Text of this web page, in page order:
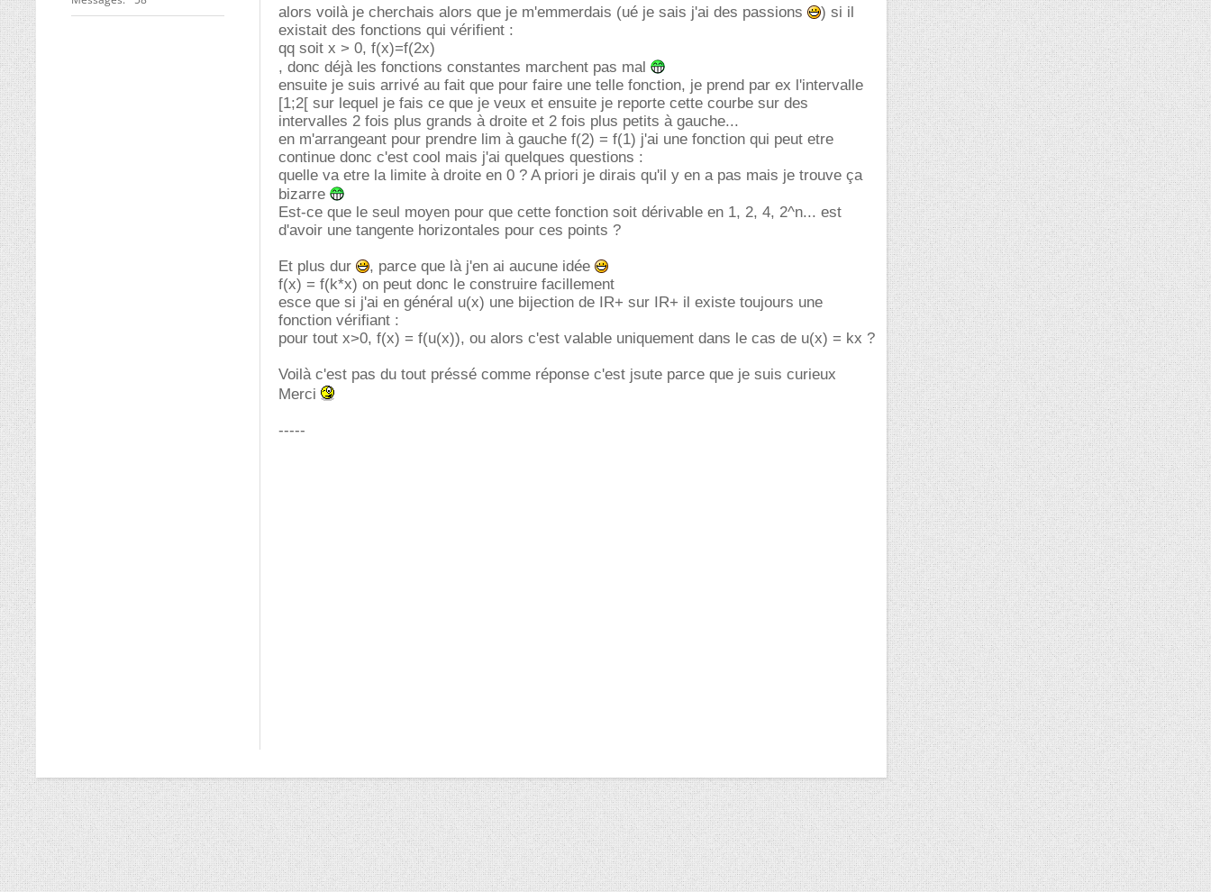
alors voilà je cherchais alors que je m'emmerdais (ué je sais j'ai des passions
) si il
existait des fonctions qui vérifient :
qq soit x > 0, f(x)=f(2x)
, donc déjà les fonctions constantes marchent pas mal
ensuite je suis arrivé au fait que pour faire une telle fonction, je prend par ex l'intervalle
[1;2[ sur lequel je fais ce que je veux et ensuite je reporte cette courbe sur des
intervalles 2 fois plus grands à droite et 2 fois plus petits à gauche...
en m'arrangeant pour prendre lim à gauche f(2) = f(1) j'ai une fonction qui peut etre
continue donc c'est cool mais j'ai quelques questions :
quelle va etre la limite à droite en 0 ? A priori je dirais qu'il y en a pas mais je trouve ça
bizarre
Est-ce que le seul moyen pour que cette fonction soit dérivable en 1, 2, 4, 2^n... est
d'avoir une tangente horizontales pour ces points ?
Et plus dur
, parce que là j'en ai aucune idée
f(x) = f(k*x) on peut donc le construire facillement
esce que si j'ai en général u(x) une bijection de IR+ sur IR+ il existe toujours une
fonction vérifiant :
pour tout x>0, f(x) = f(u(x)), ou alors c'est valable uniquement dans le cas de u(x) = kx ?
Voilà c'est pas du tout préssé comme réponse c'est jsute parce que je suis curieux
Merci
-----